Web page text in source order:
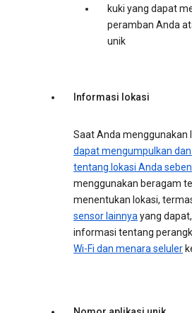
kuki yang dapat
peramban Anda
unik
Informasi lokasi
Saat Anda menggunakan
dapat mengumpulkan
tentang lokasi Anda
menggunakan beragam
menentukan lokasi,
sensor lainnyayang
informasi tentang
Wi-Fi dan menara seluler